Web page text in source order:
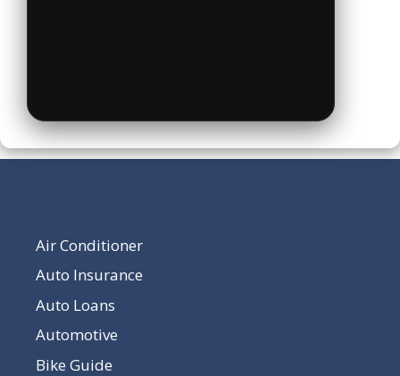
Air Conditioner
Auto Insurance
Auto Loans
Automotive
Bike Guide